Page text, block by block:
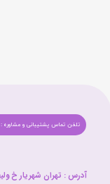
تلفن تماس پشتیبانی و مشاوره : 02165278985
آدرس : تهران شهریار خ ولیعصر​​​​​​​